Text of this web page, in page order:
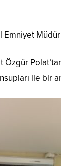
Emniyet
ile bir